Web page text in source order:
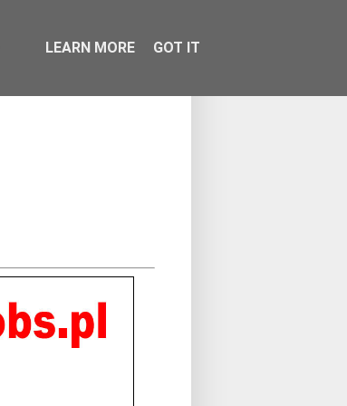
LEARN MORE GOT IT